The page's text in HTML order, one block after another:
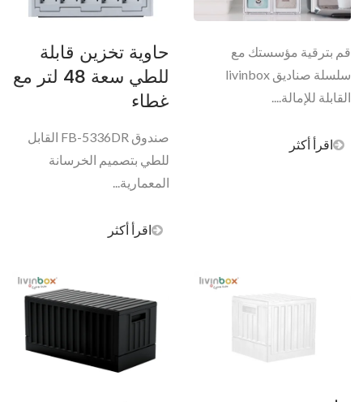
قم بترقية مؤسستك مع
سلسلة صناديق livinbox
القابلة للإمالة....
اقرأ أكثر
حاوية تخزين قابلة
للطي سعة 48 لتر مع
غطاء
صندوق FB-5336DR القابل
للطي بتصميم الخرسانة
المعمارية...
اقرأ أكثر